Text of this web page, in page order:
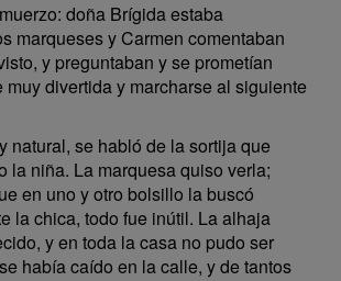
doña Brígida estaba
marqueses y Carmen comentaban
y preguntaban y se prometían
muy divertida y marcharse al siguiente
natural, se habló de la sortija que
la niña. La marquesa quiso verla;
en uno y otro bolsillo la buscó
la chica, todo fue inútil. La alhaja
y en toda la casa no pudo ser
había caído en la calle, y de tantos